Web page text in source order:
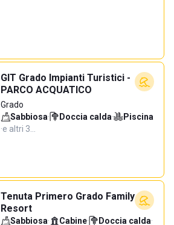
GIT Grado Impianti Turistici -
PARCO ACQUATICO
Grado
Sabbiosa· Doccia calda·
Piscina
·e altri 3…
Tenuta Primero Grado Family
Resort
Sabbiosa· Cabine· Doccia calda·